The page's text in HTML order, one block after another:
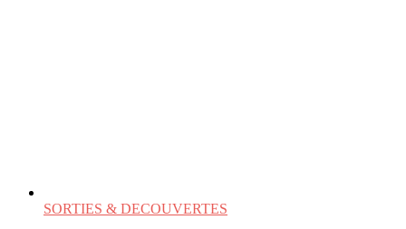
SORTIES & DECOUVERTES